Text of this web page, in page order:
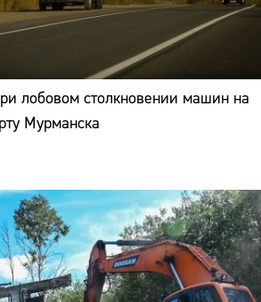
лобовом столкновении машин на
Мурманска